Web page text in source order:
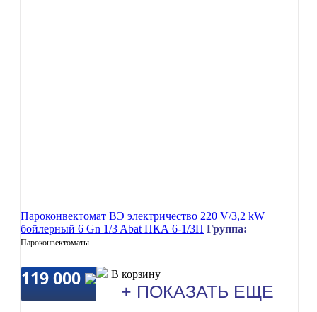
Пароконвектомат ВЭ электричество 220 V/3,2 kW
бойлерный 6 Gn 1/3 Abat ПКА 6-1/3П Группа:
Пароконвектоматы
119 000 В корзину
+ ПОКАЗАТЬ ЕЩЕ